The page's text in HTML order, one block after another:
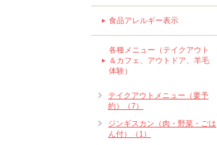
食品アレルギー表示
各種メニュー（テイクアウト
＆カフェ、アウトドア、羊毛
体験）
テイクアウトメニュー（要予
約）（7）
ジンギスカン（肉・野菜・ごは
ん付）（1）